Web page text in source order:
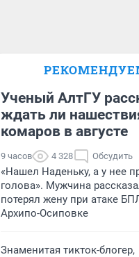
Ученый АлтГУ
ждать ли
комаров в августе
9 часов 4 328 Обсудить
«Нашел Наденьку, а у нее
голова». Мужчина
потерял жену при атаке
Архипо-Осиповке
Знаменитая тикток-блогер,